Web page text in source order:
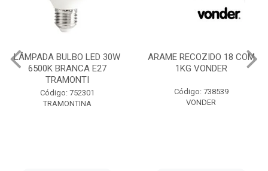
ARAME RECOZIDO 18 COM
1KG VONDER
Código: 738539
VONDER
PÁ DE BICO COM CABO
PLASTICO N.3 71CM
Código: 58198
TRAMONTINA